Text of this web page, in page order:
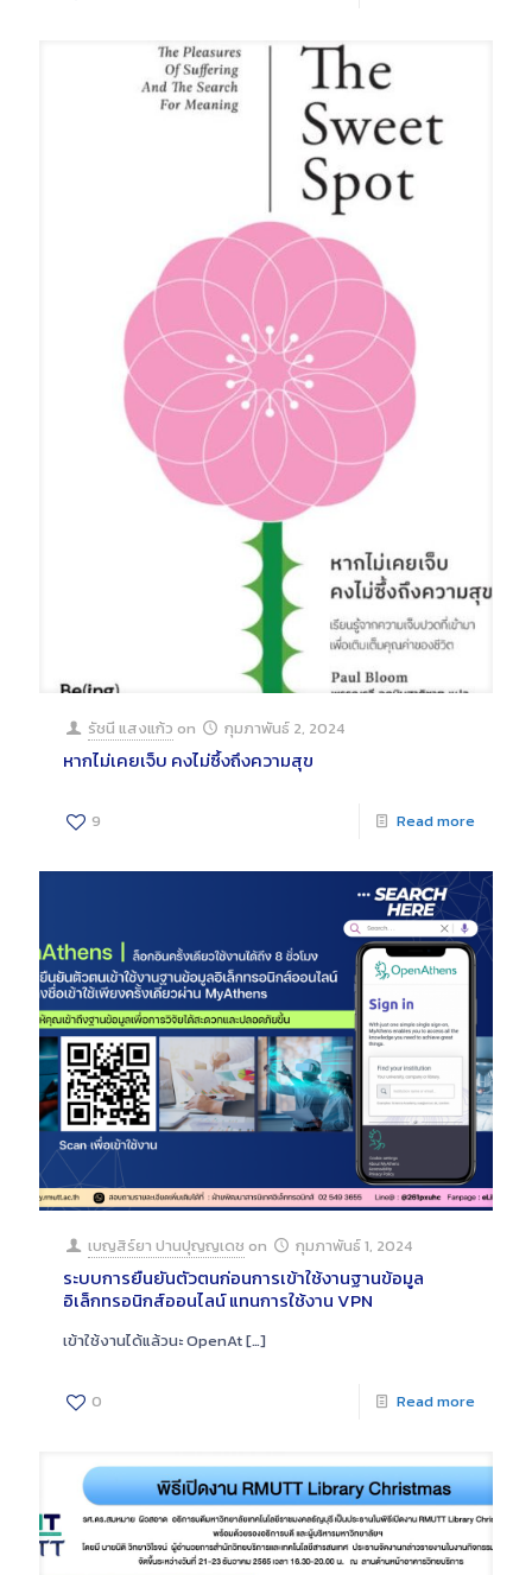
รัชนี แสงแก้ว on กุมภาพันธ์ 2, 2024
หากไม่เคยเจ็บ คงไม่ซึ้งถึงความสุข
9 Read more
เบญสิร์ยา ปานปุญญเดช on กุมภาพันธ์ 1, 2024
ระบบการยืนยันตัวตนก่อนการเข้าใช้งานฐานข้อมูล
อิเล็กทรอนิกส์ออนไลน์ แทนการใช้งาน VPN
เข้าใช้งานได้แล้วนะ OpenAt[…]
0 Read more